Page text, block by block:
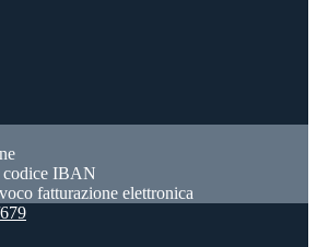
codice IBAN
fatturazione elettronica